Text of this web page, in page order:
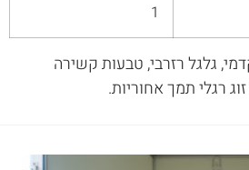
1
גלגל רזרבי, טבעות קשירה
רגלי תמך אחוריות.